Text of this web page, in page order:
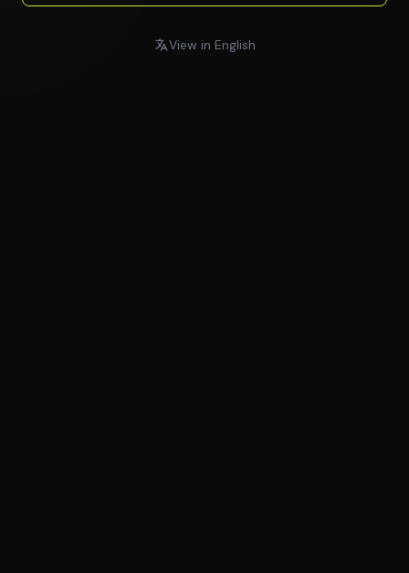
View in English